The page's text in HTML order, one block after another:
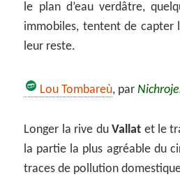
le plan d’eau verdâtre,
immobiles, tentent de capter
leur reste.
Lou Tombareù, par
Longer la rive duVallat et le
la partie la plus agréable du
traces de pollution